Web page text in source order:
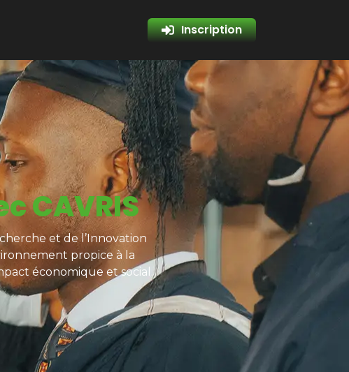
Inscription
CAVRIS
et de l’Innovation
propice à la
économique et social